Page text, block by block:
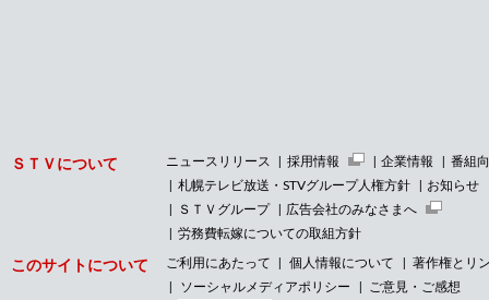
ＳＴＶについて ニュースリリース 採用情報 企業情報
番組
札幌テレビ放送・STVグループ人権方針
お知らせ
ＳＴＶグループ
広告会社のみなさまへ
労務費転嫁についての取組方針
このサイトについて ご利用にあたって 個人情報について
著作権とリ
ソーシャルメディアポリシー
ご意見・ご感想